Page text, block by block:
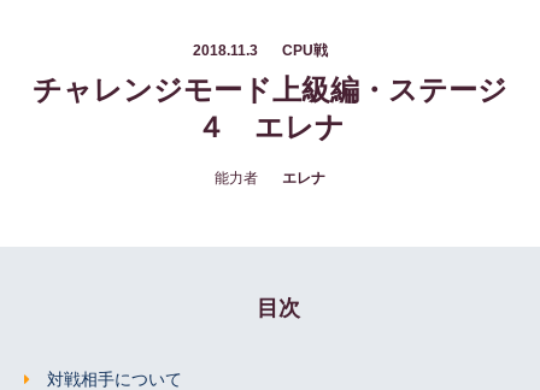
2018.11.3 CPU戦
チャレンジモード上級編・ステージ
４ エレナ
能力者 エレナ
目次
対戦相手について